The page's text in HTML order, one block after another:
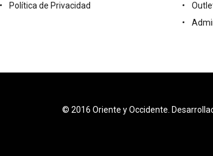
Política de Privacidad
© 2016 Oriente y Occidente.